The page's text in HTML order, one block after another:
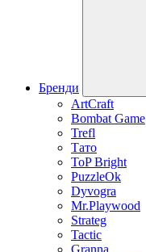
Бренди
ArtCraft
Bombat Game
Trefl
Тато
ToP Bright
PuzzleOk
Dyvogra
Mr.Playwood
Strateg
Tactic
Granna